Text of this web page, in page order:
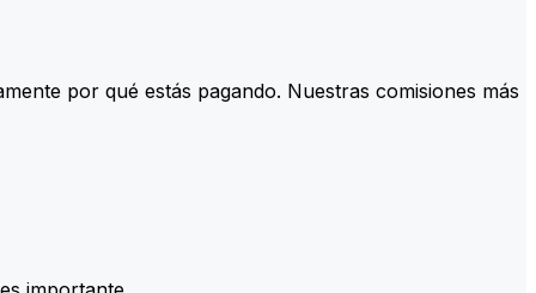
por qué estás pagando. Nuestras comisiones más